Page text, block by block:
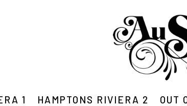
1 HAMPTONS RIVIERA 2 OUT